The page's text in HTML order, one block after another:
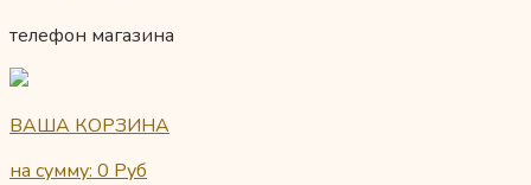
телефон магазина
ВАША КОРЗИНА
на сумму: 0 Руб